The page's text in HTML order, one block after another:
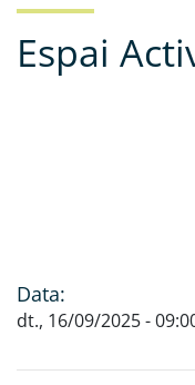
principal
Espai
Data:
dt., 16/09/2025 -